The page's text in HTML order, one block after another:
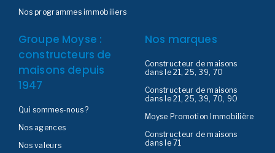
Nos programmes immobiliers
Groupe Moyse :
constructeurs de
maisons depuis
1947
Qui sommes-nous ?
Nos agences
Nos valeurs
Nos marques
Constructeur de maisons
dans le 21, 25, 39, 70
Constructeur de maisons
dans le 21, 25, 39, 70, 90
Moyse Promotion Immobilière
Constructeur de maisons
dans le 71